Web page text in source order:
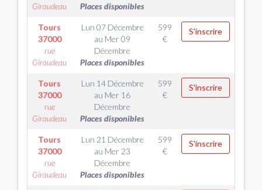
Giraudeau
Places disponibles
Tours
37000
rue
Giraudeau
Lun 07 Décembre
au Mer 09
Décembre
Places disponibles
599
€
S'inscrire
Tours
37000
rue
Giraudeau
Lun 14 Décembre
au Mer 16
Décembre
Places disponibles
599
€
S'inscrire
Tours
37000
rue
Giraudeau
Lun 21 Décembre
au Mer 23
Décembre
Places disponibles
599
€
S'inscrire